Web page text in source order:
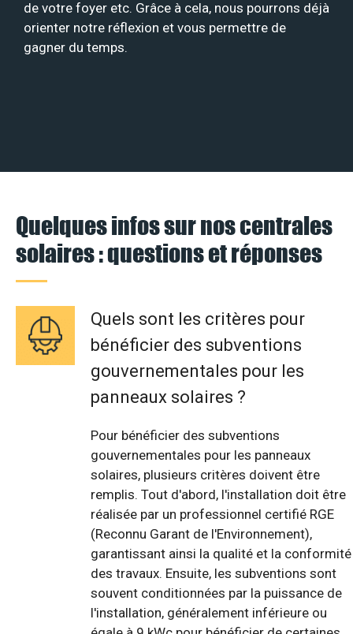
de votre foyer etc. Grâce à cela, nous pourrons déjà
orienter notre réflexion et vous permettre de
gagner du temps.
Quelques infos sur nos centrales
solaires : questions et réponses
Quels sont les critères pour
bénéficier des subventions
gouvernementales pour les
panneaux solaires ?
Pour bénéficier des subventions
gouvernementales pour les panneaux
solaires, plusieurs critères doivent être
remplis. Tout d'abord, l'installation doit être
réalisée par un professionnel certifié RGE
(Reconnu Garant de l'Environnement),
garantissant ainsi la qualité et la conformité
des travaux. Ensuite, les subventions sont
souvent conditionnées par la puissance de
l'installation, généralement inférieure ou